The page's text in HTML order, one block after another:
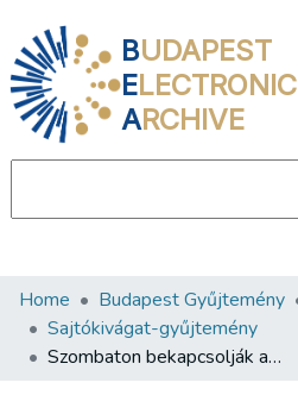
BUDAPEST
ELECTRONIC
ARCHIVE
Communities & Collections
All of DSpace
Home Budapest Gyűjtemény
Sajtókivágat-gyűjtemény
Szombaton bekapcsolják az új óbudai telefonközpontot